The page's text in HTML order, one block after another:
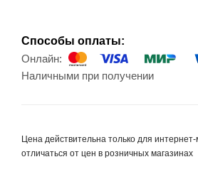
Способы оплаты:
Онлайн:
Наличными при получении
Цена действительна только для
отличаться от цен в розничных магазинах